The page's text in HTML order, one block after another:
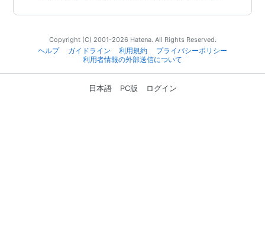
Copyright (C) 2001-2026 Hatena. All Rights Reserved.
ヘルプ
ガイドライン 利用規約
プライバシーポリシー
利用者情報の外部送信について
日本語 PC版 ログイン